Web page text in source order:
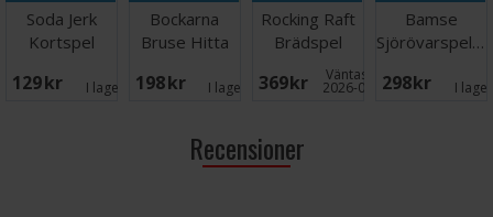
Soda Jerk
Kortspel
129 SEK I lager:
Bockarna
Bruse Hitta
Brädspel
198 SEK I lager: 7
Rocking Raft
Brädspel
369 SEK Väntas in:
2026-09-30
Bamse
Sjörövarspelet
298 SEK I
Recensioner